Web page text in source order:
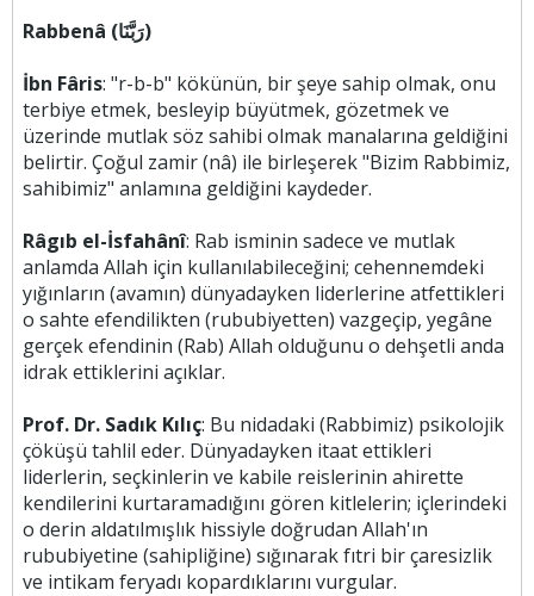
Rabbenâ (رَبَّنَا)
İbn Fâris: "r-b-b" kökünün, bir şeye sahip olmak, onu
terbiye etmek, besleyip büyütmek, gözetmek ve
üzerinde mutlak söz sahibi olmak manalarına geldiğini
belirtir. Çoğul zamir (nâ) ile birleşerek "Bizim Rabbimiz,
sahibimiz" anlamına geldiğini kaydeder.
Râgıb el-İsfahânî: Rab isminin sadece ve mutlak
anlamda Allah için kullanılabileceğini; cehennemdeki
yığınların (avamın) dünyadayken liderlerine atfettikleri
o sahte efendilikten (rububiyetten) vazgeçip, yegâne
gerçek efendinin (Rab) Allah olduğunu o dehşetli anda
idrak ettiklerini açıklar.
Prof. Dr. Sadık Kılıç: Bu nidadaki (Rabbimiz) psikolojik
çöküşü tahlil eder. Dünyadayken itaat ettikleri
liderlerin, seçkinlerin ve kabile reislerinin ahirette
kendilerini kurtaramadığını gören kitlelerin; içlerindeki
o derin aldatılmışlık hissiyle doğrudan Allah'ın
rububiyetine (sahipliğine) sığınarak fıtri bir çaresizlik
ve intikam feryadı kopardıklarını vurgular.